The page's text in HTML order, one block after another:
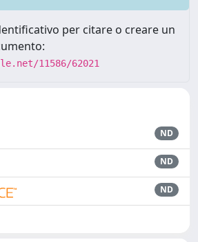
per citare o creare un
11586/62021
ND
ND
ND